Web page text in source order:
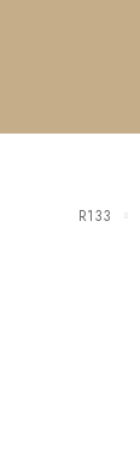
R133